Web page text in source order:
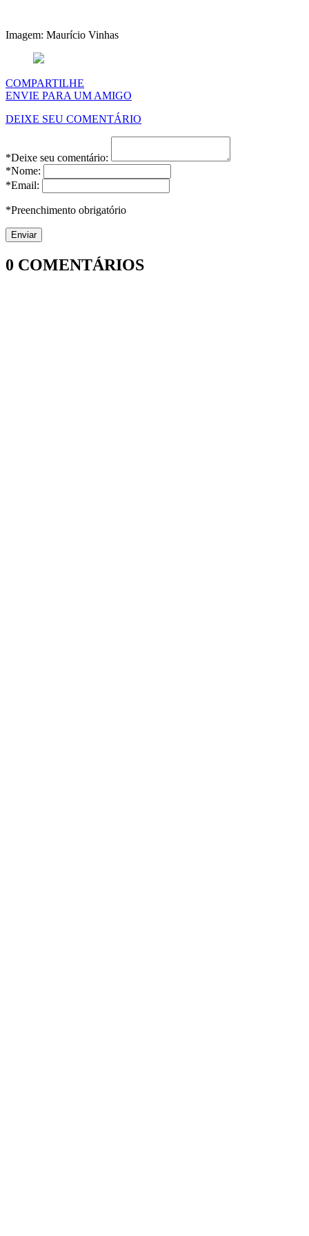
Imagem: Maurício Vinhas
COMPARTILHE
ENVIE PARA UM AMIGO
DEIXE SEU COMENTÁRIO
*Deixe seu comentário:
*Nome:
*Email:
*Preenchimento obrigatório
0 COMENTÁRIOS